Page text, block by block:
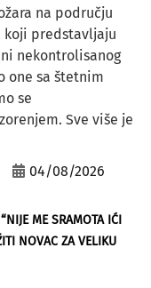
na području
koji predstavljaju
nekontrolisanog
one sa štetnim
se
Sve više je
04/08/2026
ME SRAMOTA IĆI
NOVAC ZA VELIKU